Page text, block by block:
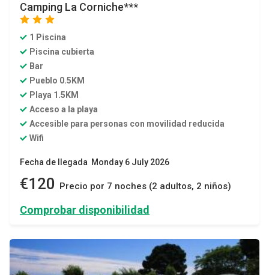
Camping La Corniche***
star star
1 Piscina
Piscina cubierta
Bar
Pueblo 0.5KM
Playa 1.5KM
Acceso a la playa
Accesible para personas con movilidad reducida
Wifi
Fecha de llegada Monday 6 July 2026
€120 Precio por 7 noches (2 adultos, 2 niños)
Comprobar disponibilidad